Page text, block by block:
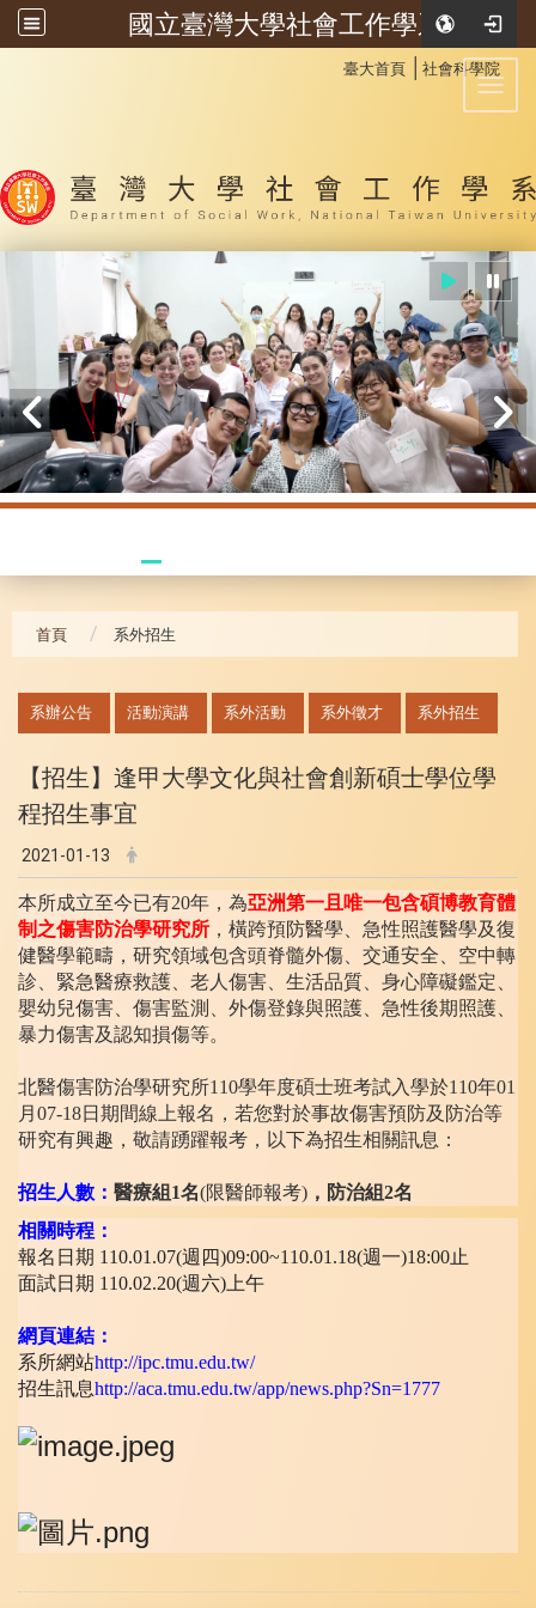
國立臺灣大學社會工作學系
臺大首頁 社會科學院
首頁 系外招生
系辦公告 活動演講 系外活動 系外徵才 系外招生
【招生】 逢甲大學文化與社會創新碩士學位學
程招生事宜
2021-01-13
本所成立至今已有20年，為亞洲第一且唯一包含碩博教育體
制之傷害防治學研究所 ，橫跨預防醫學、急性照護醫學及復
健醫學範疇，研究領域包含頭脊髓外傷、交通安全、空中轉
診、緊急醫療救護、 老人傷害、生活品質、身心障礙鑑定、
嬰幼兒傷害、傷害監測、外傷登錄與照護、急性後期照護、
暴力傷害及認知損傷等。
北醫傷害防治學研究所110學年度碩士班考試入學於110年01
月07-18日期間線上報名，若您對於事故傷害預防及防治等
研究有興趣，敬請踴躍報考， 以下為招生相關訊息：
招生人數： 醫療組 1名(限醫師報考) ，防治組2名
相關時程：
報名日期 110.01.07(週四)09:00~110.01.18(週一)18:00止
面試日期 110.02.20(週六)上午
網頁連結：
系所網站http://ipc.tmu.edu.tw/
招生訊息http://aca.tmu.edu.tw/app/news.php?Sn=1777